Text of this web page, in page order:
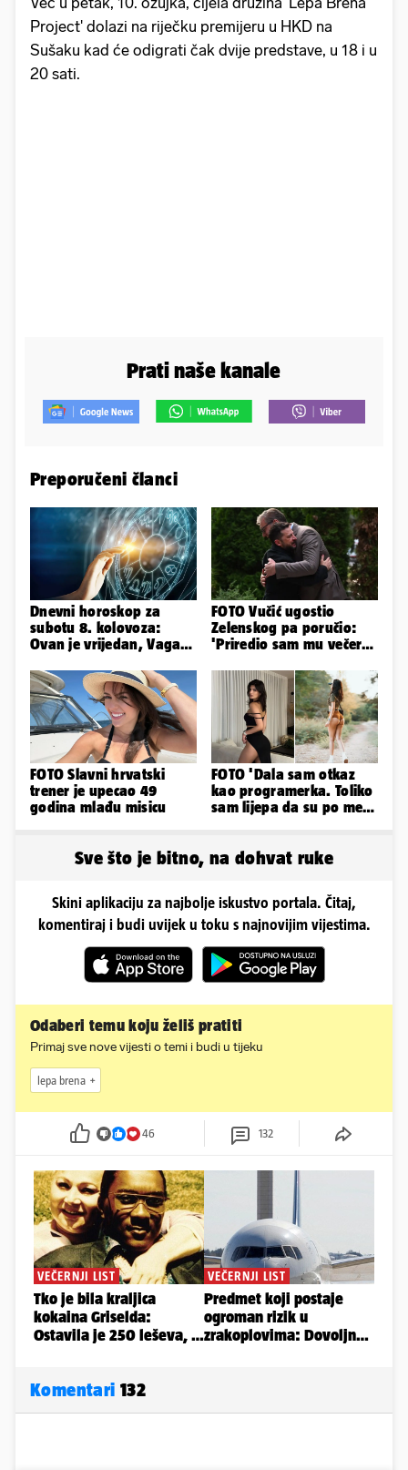
Project' dolazi na riječku premijeru u HKD na
Sušaku kad će odigrati čak dvije predstave, u 18 i u
20 sati.
Prati naše kanale
Preporučeni članci
Dnevni horoskop za
subotu 8. kolovoza:
Ovan je vrijedan, Vaga
FOTO Vučić ugostio
Zelenskog pa poručio:
'Priredio sam mu večeru
FOTO Slavni hrvatski
trener je upecao 49
godina mlađu misicu
FOTO 'Dala sam otkaz
kao programerka. Toliko
sam lijepa da su po meni
Sve što je bitno, na dohvat ruke
Skini aplikaciju za najbolje iskustvo portala. Čitaj,
komentiraj i budi uvijek u toku s najnovijim vijestima.
Odaberi temu koju želiš pratiti
Primaj sve nove vijesti o temi i budi u tijeku
lepa brena
46 132
Komentari 132